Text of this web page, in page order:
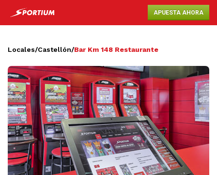
APUESTA AHORA
Locales/Castellón/Bar Km 148 Restaurante